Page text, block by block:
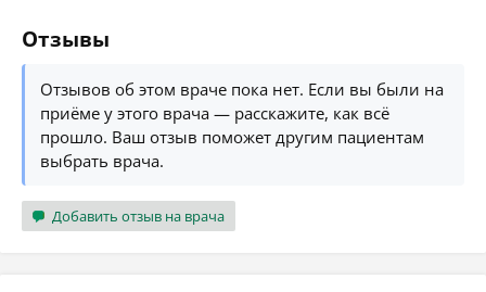
Отзывы
Отзывов об этом враче пока нет. Если вы были на
приёме у этого врача — расскажите, как всё
прошло. Ваш отзыв поможет другим пациентам
выбрать врача.
Добавить отзыв на врача